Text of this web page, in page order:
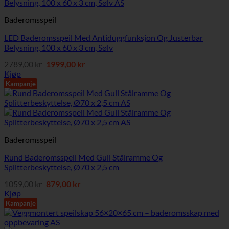
Baderomsspeil
LED Baderomsspeil Med Antiduggfunksjon Og Justerbar
Belysning, 100 x 60 x 3 cm, Sølv
2789,00kr Opprinnelig
pris
2789,00 kr.
1999,00 krNåværende
pris
1999,00 kr.
Kjøp
Kampanje
Baderomsspeil
Rund Baderomsspeil Med Gull Stålramme Og
Splitterbeskyttelse, Ø70 x 2,5 cm
1059,00kr Opprinnelig
pris
1059,00 kr.
879,00 krNåværende
pris
879,00 kr.
Kjøp
Kampanje